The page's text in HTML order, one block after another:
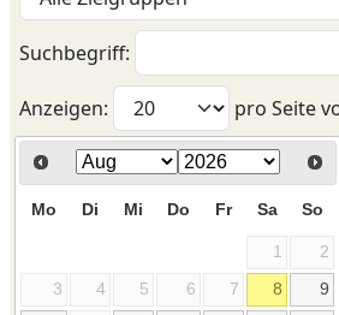
Suchbegriff:
Anzeigen: pro Seite
Mo Di Mi Do Fr Sa So
1
2
3
4 5 6 7 8
9